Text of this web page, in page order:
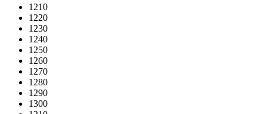
1210
1220
1230
1240
1250
1260
1270
1280
1290
1300